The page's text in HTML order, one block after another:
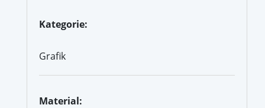
Kategorie:
Grafik
Material: